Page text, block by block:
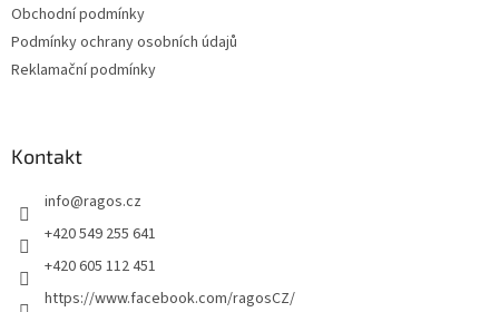
Obchodní podmínky
Podmínky ochrany osobních údajů
Reklamační podmínky
Kontakt
info@ragos.cz
+420 549 255 641
+420 605 112 451
https://www.facebook.com/ragosCZ/